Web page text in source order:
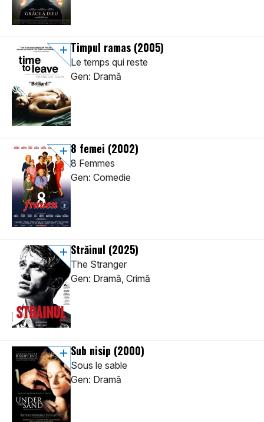
Timpul ramas (2005)
Le temps qui reste
Gen: Dramă
8 femei (2002)
8 Femmes
Gen: Comedie
Străinul (2025)
The Stranger
Gen: Dramă, Crimă
Sub nisip (2000)
Sous le sable
Gen: Dramă